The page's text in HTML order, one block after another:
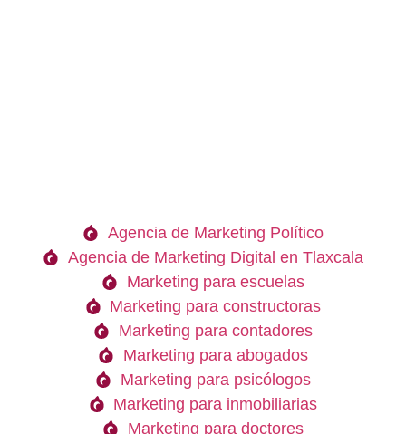
Agencia de Marketing Político
Agencia de Marketing Digital en Tlaxcala
Marketing para escuelas
Marketing para constructoras
Marketing para contadores
Marketing para abogados
Marketing para psicólogos
Marketing para inmobiliarias
Marketing para doctores